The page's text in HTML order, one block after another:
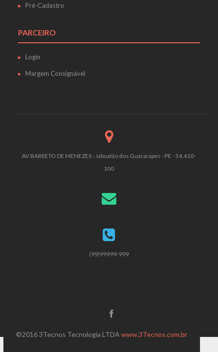
Pré-Cadastro
PARCEIRO
Login
Margem Consignável
AV BARRETO DE MENEZES - Jaboatão dos Guararapes - PE - 54.410-
100
(99)99999-999
©2016 3Tecnos Tecnologia LTDA www.3Tecnos.com.br